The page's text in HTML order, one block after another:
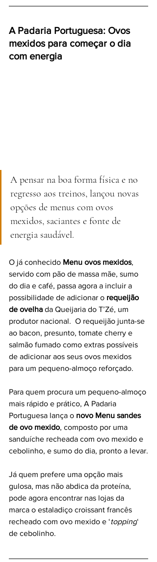
A Padaria Portuguesa: Ovos
mexidos para começar o dia
com energia
A pensar na boa forma física e no
regresso aos treinos, lançou novas
opções de menus com ovos
mexidos, saciantes e fonte de
energia saudável.
O já conhecido Menu ovos mexidos,
servido com pão de massa mãe, sumo
do dia e café, passa agora a incluir a
possibilidade de adicionar o requeijão
de ovelha da Queijaria do T’Zé, um
produtor nacional.  O requeijão junta-se
ao bacon, presunto, tomate cherry e
salmão fumado como extras possíveis
de adicionar aos seus ovos mexidos
para um pequeno-almoço reforçado.
Para quem procura um pequeno-almoço
mais rápido e prático, A Padaria
Portuguesa lança o novo Menu sandes
de ovo mexido, composto por uma
sanduíche recheada com ovo mexido e
cebolinho, e sumo do dia, pronto a levar.
Já quem prefere uma opção mais
gulosa, mas não abdica da proteína,
pode agora encontrar nas lojas da
marca o estaladiço croissant francês
recheado com ovo mexido e ‘topping‘
de cebolinho.